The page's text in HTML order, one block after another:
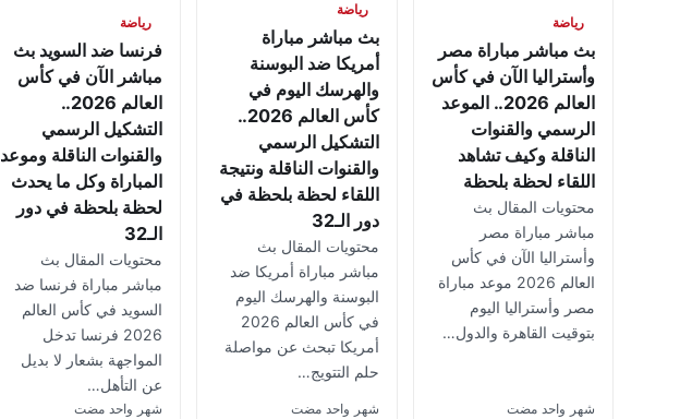
رياضة
بث مباشر مباراة مصر
وأستراليا الآن في كأس
العالم 2026.. الموعد
الرسمي والقنوات
الناقلة وكيف تشاهد
اللقاء لحظة بلحظة
محتويات المقال بث
مباشر مباراة مصر
وأستراليا الآن في كأس
العالم 2026 موعد مباراة
مصر وأستراليا اليوم
بتوقيت القاهرة والدول…
شهر واحد مضت
رياضة
بث مباشر مباراة
أمريكا ضد البوسنة
والهرسك اليوم في
كأس العالم 2026..
التشكيل الرسمي
والقنوات الناقلة ونتيجة
اللقاء لحظة بلحظة في
دور الـ32
محتويات المقال بث
مباشر مباراة أمريكا ضد
البوسنة والهرسك اليوم
في كأس العالم 2026
أمريكا تبحث عن مواصلة
حلم التتويج…
شهر واحد مضت
رياضة
فرنسا ضد السويد بث
مباشر الآن في كأس
العالم 2026..
التشكيل الرسمي
والقنوات الناقلة وموعد
المباراة وكل ما يحدث
لحظة بلحظة في دور
الـ32
محتويات المقال بث
مباشر مباراة فرنسا ضد
السويد في كأس العالم
2026 فرنسا تدخل
المواجهة بشعار لا بديل
عن التأهل…
شهر واحد مضت